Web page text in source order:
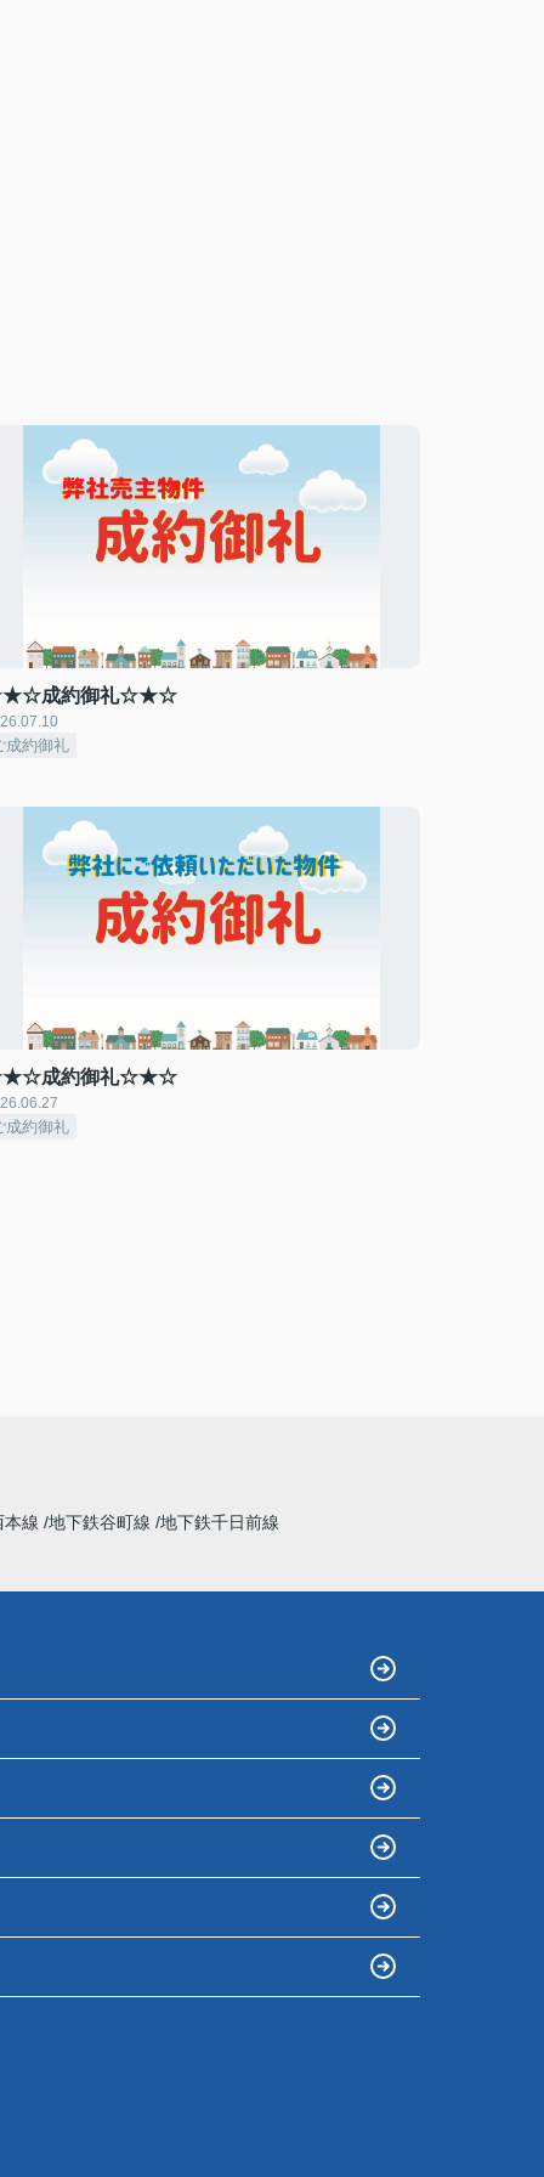
成約御礼☆★☆
成約御礼
成約御礼☆★☆
成約御礼
本線 地下鉄谷町線 地下鉄千日前線